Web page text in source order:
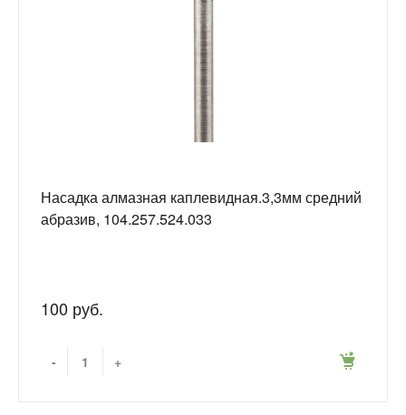
Насадка алмазная каплевидная.3,3мм средний
абразив, 104.257.524.033
100 руб.
- +